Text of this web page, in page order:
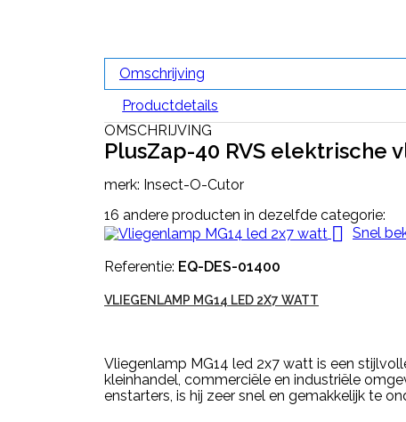
Omschrijving
Productdetails
OMSCHRIJVING
PlusZap-40 RVS elektrische
merk: Insect-O-Cutor
16 andere producten in dezelfde categorie:
 Snel
Referentie: EQ-DES-01400
VLIEGENLAMP MG14 LED 2X7 WATT
Vliegenlamp MG14 led 2x7 watt is een
kleinhandel, commerciële en industriële
enstarters, is hij zeer snel en gemakkelijk te